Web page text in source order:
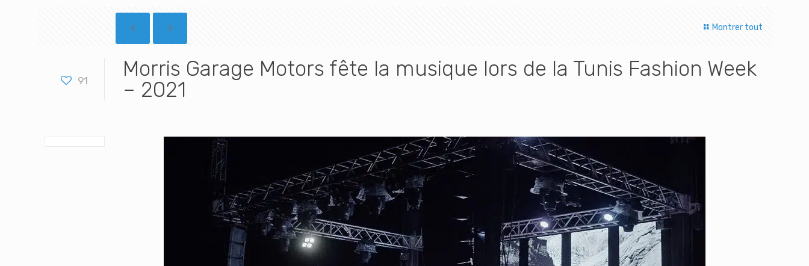
Montrer tout
91
Morris Garage Motors fête la musique lors de la Tunis Fashion Week
– 2021